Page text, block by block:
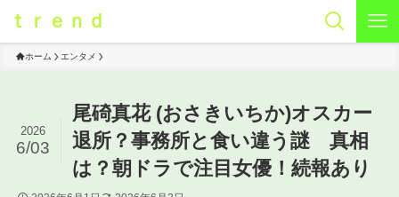
ｔｒｅｎｄ
ホーム エンタメ
尾碕真花 (おさきいちか)オスカー
退所？事務所と食い違う謎 真相
は？朝ドラで注目女優！続報あり
2026
6/03